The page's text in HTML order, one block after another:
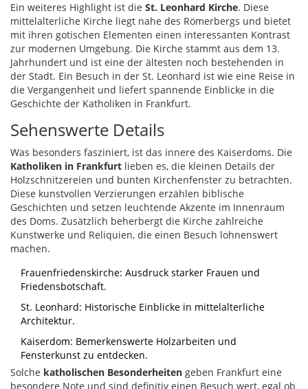
Ein weiteres Highlight ist die St. Leonhard Kirche. Diese
mittelalterliche Kirche liegt nahe des Römerbergs und bietet
mit ihren gotischen Elementen einen interessanten Kontrast
zur modernen Umgebung. Die Kirche stammt aus dem 13.
Jahrhundert und ist eine der ältesten noch bestehenden in
der Stadt. Ein Besuch in der St. Leonhard ist wie eine Reise in
die Vergangenheit und liefert spannende Einblicke in die
Geschichte der Katholiken in Frankfurt.
Sehenswerte Details
Was besonders fasziniert, ist das innere des Kaiserdoms. Die
Katholiken in Frankfurt lieben es, die kleinen Details der
Holzschnitzereien und bunten Kirchenfenster zu betrachten.
Diese kunstvollen Verzierungen erzählen biblische
Geschichten und setzen leuchtende Akzente im Innenraum
des Doms. Zusätzlich beherbergt die Kirche zahlreiche
Kunstwerke und Reliquien, die einen Besuch lohnenswert
machen.
Frauenfriedenskirche: Ausdruck starker Frauen und
Friedensbotschaft.
St. Leonhard: Historische Einblicke in mittelalterliche
Architektur.
Kaiserdom: Bemerkenswerte Holzarbeiten und
Fensterkunst zu entdecken.
Solche katholischen Besonderheiten geben Frankfurt eine
besondere Note und sind definitiv einen Besuch wert, egal ob